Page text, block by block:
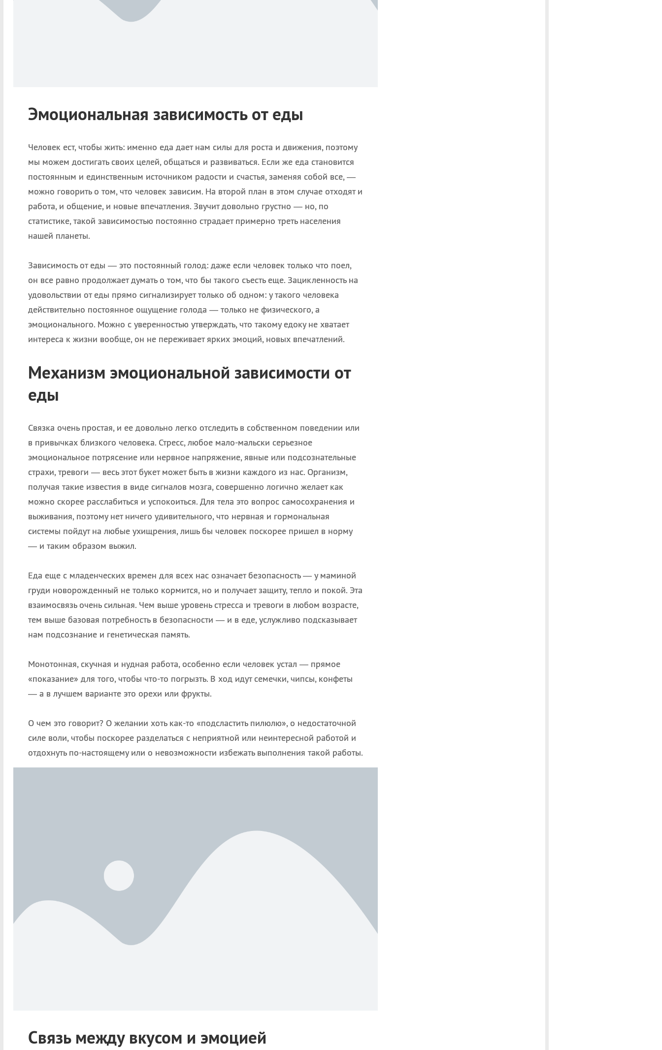
Эмоциональная зависимость от еды
Человек ест, чтобы жить: именно еда дает нам силы для роста и движения, поэтому
мы можем достигать своих целей, общаться и развиваться. Если же еда становится
постоянным и единственным источником радости и счастья, заменяя собой все, —
можно говорить о том, что человек зависим. На второй план в этом случае отходят и
работа, и общение, и новые впечатления. Звучит довольно грустно — но, по
статистике, такой зависимостью постоянно страдает примерно треть населения
нашей планеты.
Зависимость от еды — это постоянный голод: даже если человек только что поел,
он все равно продолжает думать о том, что бы такого съесть еще. Зацикленность на
удовольствии от еды прямо сигнализирует только об одном: у такого человека
действительно постоянное ощущение голода — только не физического, а
эмоционального. Можно с уверенностью утверждать, что такому едоку не хватает
интереса к жизни вообще, он не переживает ярких эмоций, новых впечатлений.
Механизм эмоциональной зависимости от
еды
Связка очень простая, и ее довольно легко отследить в собственном поведении или
в привычках близкого человека. Стресс, любое мало-мальски серьезное
эмоциональное потрясение или нервное напряжение, явные или подсознательные
страхи, тревоги — весь этот букет может быть в жизни каждого из нас. Организм,
получая такие известия в виде сигналов мозга, совершенно логично желает как
можно скорее расслабиться и успокоиться. Для тела это вопрос самосохранения и
выживания, поэтому нет ничего удивительного, что нервная и гормональная
системы пойдут на любые ухищрения, лишь бы человек поскорее пришел в норму
— и таким образом выжил.
Еда еще с младенческих времен для всех нас означает безопасность — у маминой
груди новорожденный не только кормится, но и получает защиту, тепло и покой. Эта
взаимосвязь очень сильная. Чем выше уровень стресса и тревоги в любом возрасте,
тем выше базовая потребность в безопасности — и в еде, услужливо подсказывает
нам подсознание и генетическая память.
Монотонная, скучная и нудная работа, особенно если человек устал — прямое
«показание» для того, чтобы что-то погрызть. В ход идут семечки, чипсы, конфеты
— а в лучшем варианте это орехи или фрукты.
О чем это говорит? О желании хоть как-то «подсластить пилюлю», о недостаточной
силе воли, чтобы поскорее разделаться с неприятной или неинтересной работой и
отдохнуть по-настоящему или о невозможности избежать выполнения такой работы.
Связь между вкусом и эмоцией